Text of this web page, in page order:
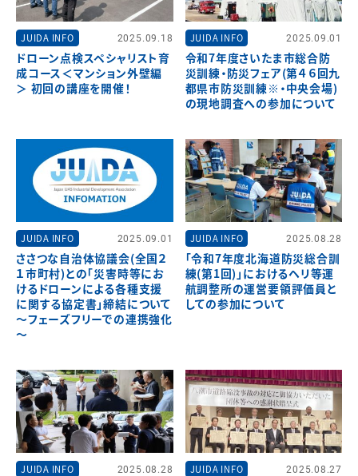
JUIDA INFO 2025.09.18
ドローン点検スペシャリスト育
成コース＜マンション外壁編
＞ 初回の講座を開催！
JUIDA INFO 2025.09.01
令和7年度さいたま市総合防
災訓練・防災フェア(第４６回九
都県市防災訓練※・中央会場)
の現地調査への参加について
JUIDA INFO 2025.09.01
ささつな自治体協議会(全国２
１市町村)との「災害時等にお
けるドローンによる各種支援
に関する協定書」締結について
～フェーズフリーでの連携強化
～
JUIDA INFO 2025.08.28
「令和7年度北海道防災総合訓
練(第1回)」におけるヘリ等運
航調整所の運営要領評価員と
しての参加について
JUIDA INFO 2025.08.28 JUIDA INFO 2025.08.27